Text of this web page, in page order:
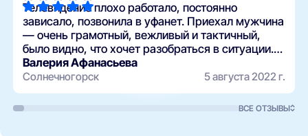
Телевидение плохо работало, постоянно
зависало, позвонила в уфанет. Приехал мужчина
— очень грамотный, вежливый и тактичный,
было видно, что хочет разобраться в ситуации. В
течение двух дней были на связи: я
рассказывала…
Валерия Афанасьева
Солнечногорск 5 августа 2022 г.
ВСЕ ОТЗЫВЫ